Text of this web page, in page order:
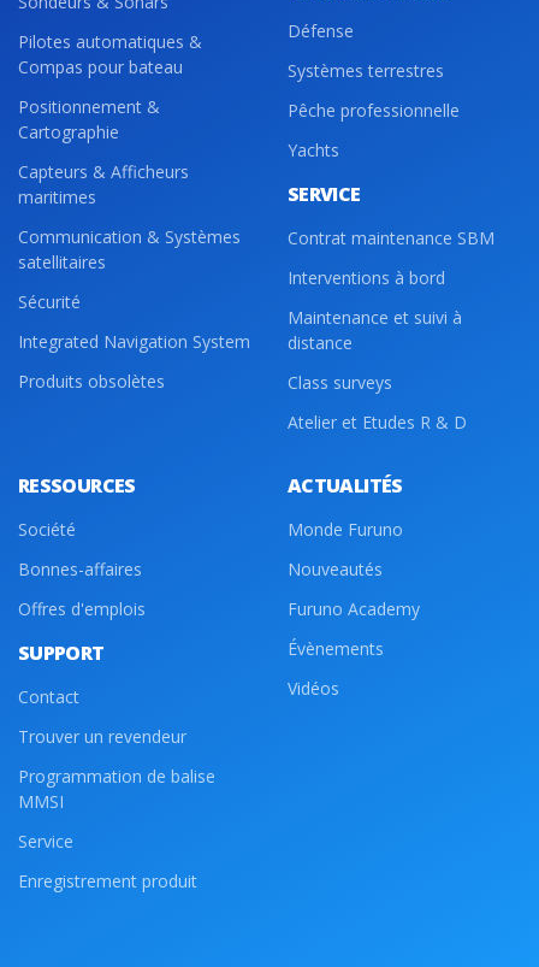
Pilotes automatiques &
Compas pour bateau
Positionnement &
Cartographie
Capteurs & Afficheurs
maritimes
Communication & Systèmes
satellitaires
Sécurité
Integrated Navigation System
Produits obsolètes
Défense
Systèmes terrestres
Pêche professionnelle
Yachts
SERVICE
Contrat maintenance SBM
Interventions à bord
Maintenance et suivi à
distance
Class surveys
Atelier et Etudes R & D
RESSOURCES
Société
Bonnes-affaires
Offres d'emplois
SUPPORT
Contact
Trouver un revendeur
Programmation de balise
MMSI
Service
Enregistrement produit
ACTUALITÉS
Monde Furuno
Nouveautés
Furuno Academy
Évènements
Vidéos